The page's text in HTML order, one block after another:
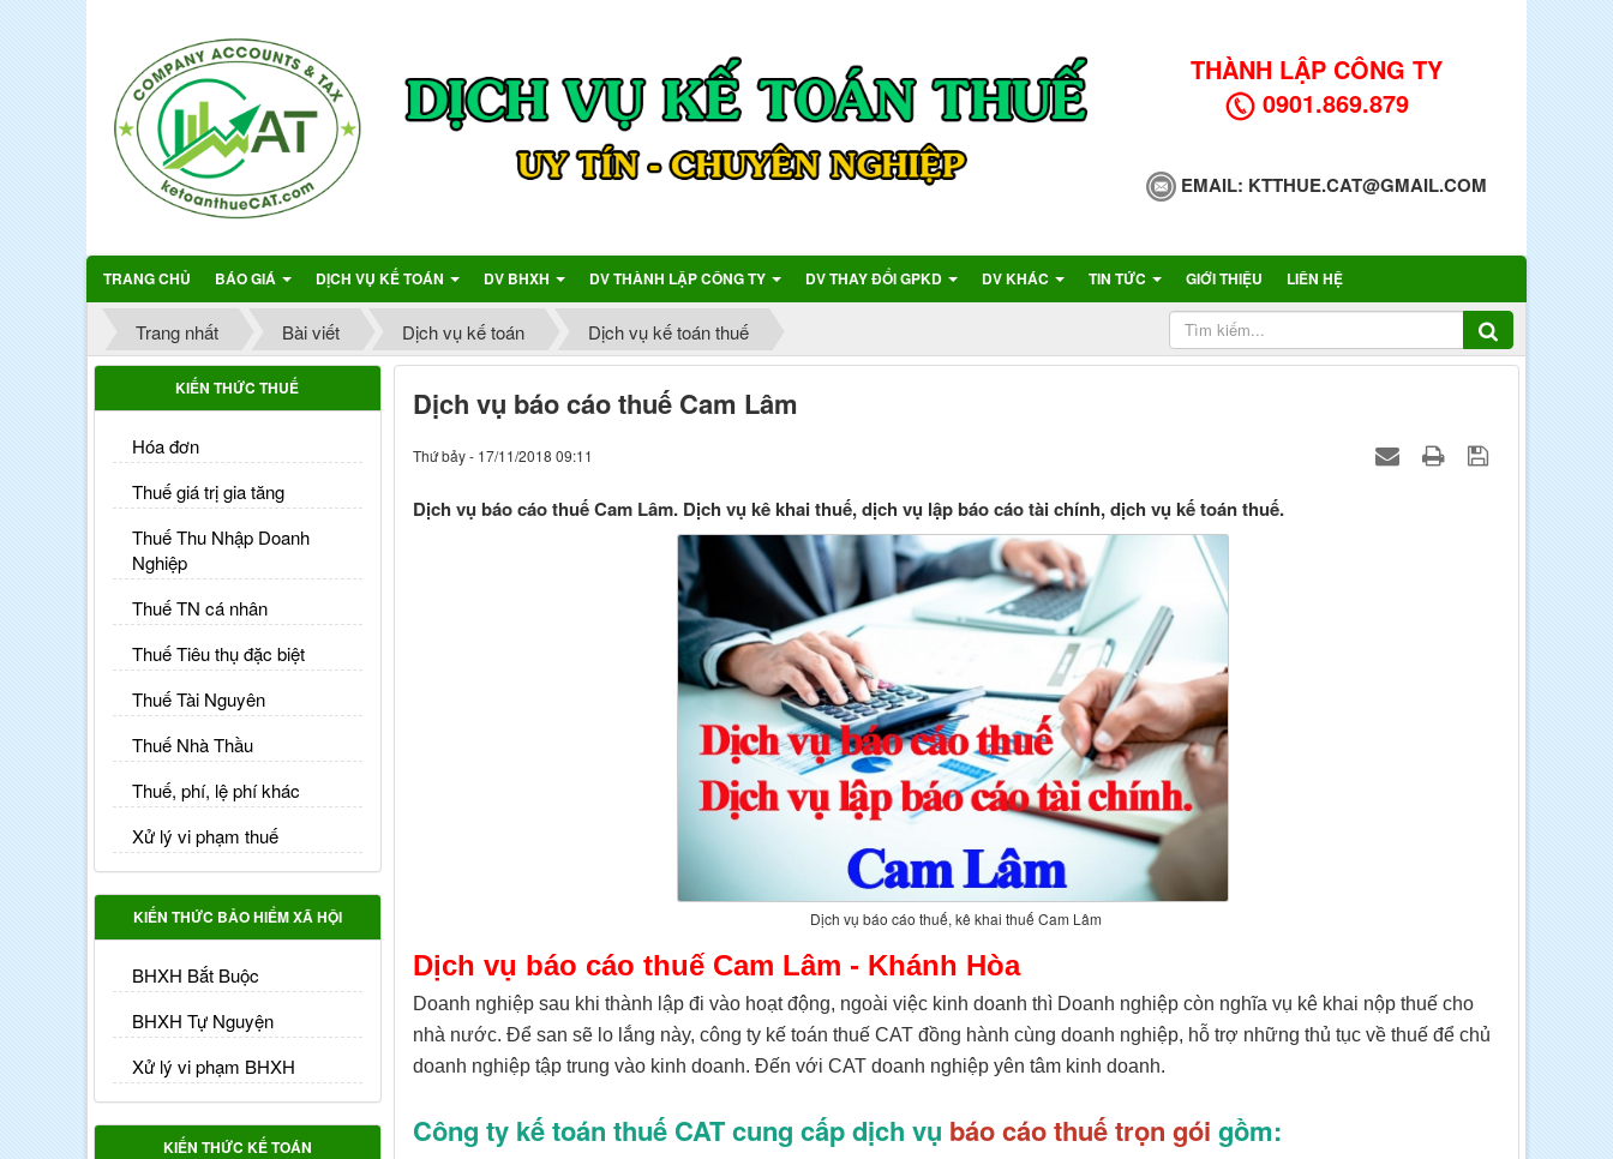
THÀNH LẬP CÔNG TY
0901.869.879
EMAIL: KTTHUE.CAT@GMAIL.COM
TRANG CHỦ BÁO GIÁ DỊCH VỤ KẾ TOÁN DV BHXH DV THÀNH LẬP CÔNG TY DV THAY ĐỔI GPKD DV KHÁC TIN TỨC GIỚI THIỆU LIÊN HỆ
Trang nhất Bài viết Dịch vụ kế toán Dịch vụ kế toán thuế
Dịch vụ báo cáo thuế Cam Lâm
Thứ bảy - 17/11/2018 09:11
Dịch vụ báo cáo thuế Cam Lâm. Dịch vụ kê khai thuế, dịch vụ lập báo cáo tài chính, dịch vụ kế toán thuế.
Dịch vụ báo cáo thuế, kê khai thuế Cam Lâm
Dịch vụ báo cáo thuế Cam Lâm - Khánh Hòa
Doanh nghiệp sau khi thành lập đi vào hoạt động, ngoài việc kinh doanh thì Doanh nghiệp còn nghĩa vụ kê khai nộp thuế cho
nhà nước. Để san sẽ lo lắng này, công ty kế toán thuế CAT đồng hành cùng doanh nghiệp, hỗ trợ những thủ tục về thuế để chủ
doanh nghiệp tập trung vào kinh doanh. Đến với CAT doanh nghiệp yên tâm kinh doanh.
Công ty kế toán thuế CAT cung cấp dịch vụ báo cáo thuế trọn gói gồm:
KIẾN THỨC THUẾ
Hóa đơn
Thuế giá trị gia tăng
Thuế Thu Nhập Doanh
Nghiệp
Thuế TN cá nhân
Thuế Tiêu thụ đặc biệt
Thuế Tài Nguyên
Thuế Nhà Thầu
Thuế, phí, lệ phí khác
Xử lý vi phạm thuế
KIẾN THỨC BẢO HIỂM XÃ HỘI
BHXH Bắt Buộc
BHXH Tự Nguyện
Xử lý vi phạm BHXH
KIẾN THỨC KẾ TOÁN